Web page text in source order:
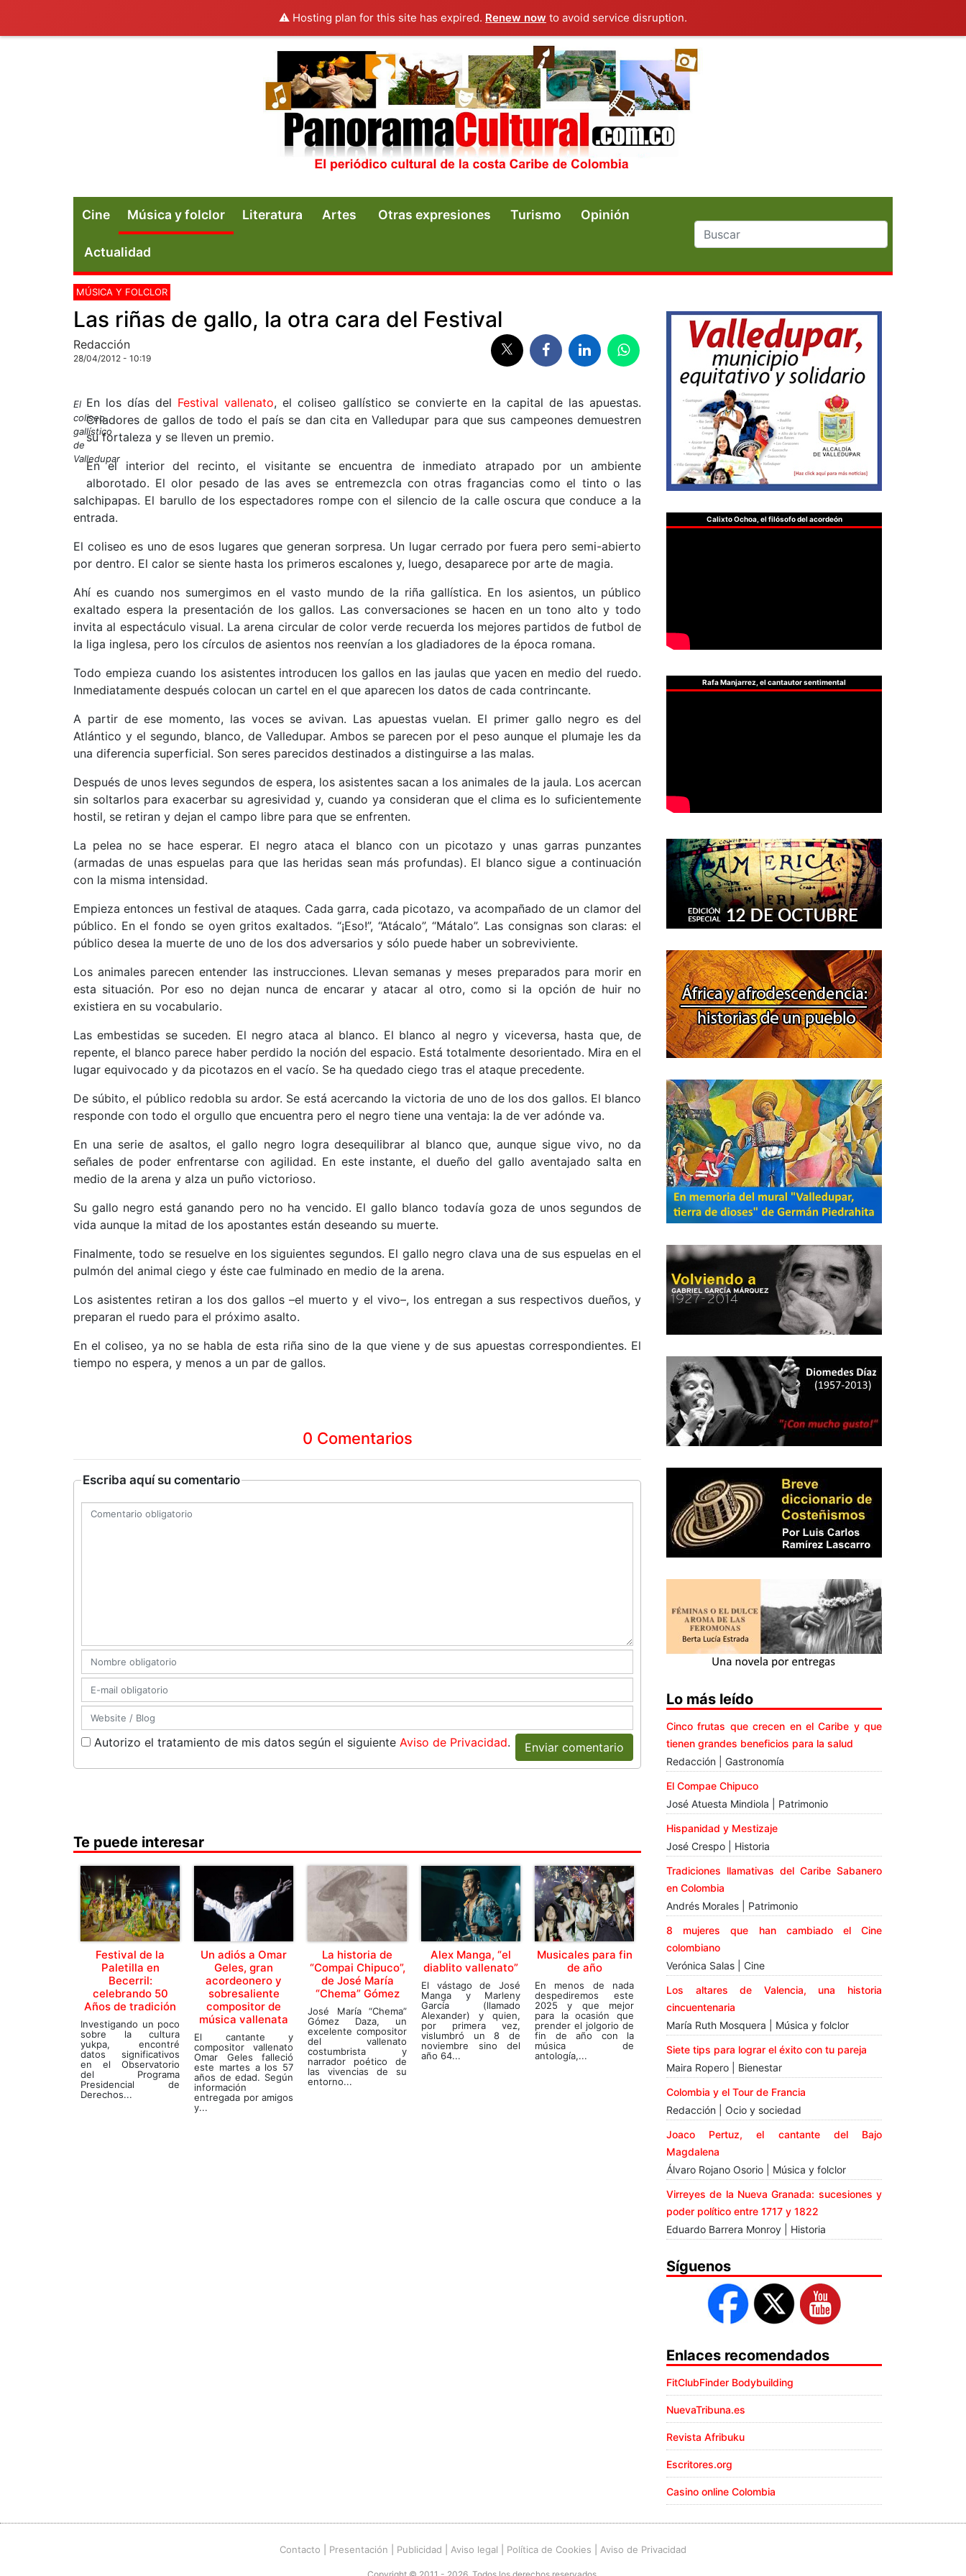
⚠️ Hosting plan for this site has expired. Renew now to avoid service disruption.
Cine Música y folclor Literatura Artes Otras expresiones Turismo Opinión
Actualidad
MÚSICA Y FOLCLOR
Las riñas de gallo, la otra cara del Festival
Redacción
28/04/2012 - 10:19
El
coliseo
gallístico
de
Valledupar
En los días del Festival vallenato, el coliseo gallístico se convierte en la capital de las apuestas.
Criadores de gallos de todo el país se dan cita en Valledupar para que sus campeones demuestren
su fortaleza y se lleven un premio.
En el interior del recinto, el visitante se encuentra de inmediato atrapado por un ambiente
alborotado. El olor pesado de las aves se entremezcla con otras fragancias como el tinto o las
salchipapas. El barullo de los espectadores rompe con el silencio de la calle oscura que conduce a la
entrada.
El coliseo es uno de esos lugares que generan sorpresa. Un lugar cerrado por fuera pero semi-abierto
por dentro. El calor se siente hasta los primeros escalones y, luego, desaparece por arte de magia.
Ahí es cuando nos sumergimos en el vasto mundo de la riña gallística. En los asientos, un público
exaltado espera la presentación de los gallos. Las conversaciones se hacen en un tono alto y todo
invita al espectáculo visual. La arena circular de color verde recuerda los mejores partidos de futbol de
la liga inglesa, pero los círculos de asientos nos reenvían a los gladiadores de la época romana.
Todo empieza cuando los asistentes introducen los gallos en las jaulas que yacen en medio del ruedo.
Inmediatamente después colocan un cartel en el que aparecen los datos de cada contrincante.
A partir de ese momento, las voces se avivan. Las apuestas vuelan. El primer gallo negro es del
Atlántico y el segundo, blanco, de Valledupar. Ambos se parecen por el peso aunque el plumaje les da
una diferencia superficial. Son seres parecidos destinados a distinguirse a las malas.
Después de unos leves segundos de espera, los asistentes sacan a los animales de la jaula. Los acercan
sin soltarlos para exacerbar su agresividad y, cuando ya consideran que el clima es lo suficientemente
hostil, se retiran y dejan el campo libre para que se enfrenten.
La pelea no se hace esperar. El negro ataca el blanco con un picotazo y unas garras punzantes
(armadas de unas espuelas para que las heridas sean más profundas). El blanco sigue a continuación
con la misma intensidad.
Empieza entonces un festival de ataques. Cada garra, cada picotazo, va acompañado de un clamor del
público. En el fondo se oyen gritos exaltados. “¡Eso!”, “Atácalo”, “Mátalo”. Las consignas son claras: el
público desea la muerte de uno de los dos adversarios y sólo puede haber un sobreviviente.
Los animales parecen entender las instrucciones. Llevan semanas y meses preparados para morir en
esta situación. Por eso no dejan nunca de encarar y atacar al otro, como si la opción de huir no
existiera en su vocabulario.
Las embestidas se suceden. El negro ataca al blanco. El blanco al negro y viceversa, hasta que, de
repente, el blanco parece haber perdido la noción del espacio. Está totalmente desorientado. Mira en el
lugar equivocado y da picotazos en el vacío. Se ha quedado ciego tras el ataque precedente.
De súbito, el público redobla su ardor. Se está acercando la victoria de uno de los dos gallos. El blanco
responde con todo el orgullo que encuentra pero el negro tiene una ventaja: la de ver adónde va.
En una serie de asaltos, el gallo negro logra desequilibrar al blanco que, aunque sigue vivo, no da
señales de poder enfrentarse con agilidad. En este instante, el dueño del gallo aventajado salta en
medio de la arena y alza un puño victorioso.
Su gallo negro está ganando pero no ha vencido. El gallo blanco todavía goza de unos segundos de
vida aunque la mitad de los apostantes están deseando su muerte.
Finalmente, todo se resuelve en los siguientes segundos. El gallo negro clava una de sus espuelas en el
pulmón del animal ciego y éste cae fulminado en medio de la arena.
Los asistentes retiran a los dos gallos –el muerto y el vivo–, los entregan a sus respectivos dueños, y
preparan el ruedo para el próximo asalto.
En el coliseo, ya no se habla de esta riña sino de la que viene y de sus apuestas correspondientes. El
tiempo no espera, y menos a un par de gallos.
0 Comentarios
Escriba aquí su comentario
Autorizo el tratamiento de mis datos según el siguiente Aviso de Privacidad. Enviar comentario
Te puede interesar
Festival de la
Paletilla en
Becerril:
celebrando 50
Años de tradición
Investigando un poco
sobre la cultura
yukpa, encontré
datos significativos
en el Observatorio
del Programa
Presidencial de
Derechos...
Un adiós a Omar
Geles, gran
acordeonero y
sobresaliente
compositor de
música vallenata
El cantante y
compositor vallenato
Omar Geles falleció
este martes a los 57
años de edad. Según
información
entregada por amigos
y...
La historia de
“Compai Chipuco”,
de José María
“Chema” Gómez
José María “Chema”
Gómez Daza, un
excelente compositor
del vallenato
costumbrista y
narrador poético de
las vivencias de su
entorno...
Alex Manga, “el
diablito vallenato”
El vástago de José
Manga y Marleny
García (llamado
Alexander) y quien,
por primera vez,
vislumbró un 8 de
noviembre sino del
año 64...
Musicales para fin
de año
En menos de nada
despediremos este
2025 y que mejor
para la ocasión que
prender el jolgorio de
fin de año con la
música de
antología,...
Calixto Ochoa, el filósofo del acordeón
Rafa Manjarrez, el cantautor sentimental
Lo más leído
Cinco frutas que crecen en el Caribe y que
tienen grandes beneficios para la salud
Redacción | Gastronomía
El Compae Chipuco
José Atuesta Mindiola | Patrimonio
Hispanidad y Mestizaje
José Crespo | Historia
Tradiciones llamativas del Caribe Sabanero
en Colombia
Andrés Morales | Patrimonio
8 mujeres que han cambiado el Cine
colombiano
Verónica Salas | Cine
Los altares de Valencia, una historia
cincuentenaria
María Ruth Mosquera | Música y folclor
Siete tips para lograr el éxito con tu pareja
Maira Ropero | Bienestar
Colombia y el Tour de Francia
Redacción | Ocio y sociedad
Joaco Pertuz, el cantante del Bajo
Magdalena
Álvaro Rojano Osorio | Música y folclor
Virreyes de la Nueva Granada: sucesiones y
poder político entre 1717 y 1822
Eduardo Barrera Monroy | Historia
Síguenos
Enlaces recomendados
FitClubFinder Bodybuilding
NuevaTribuna.es
Revista Afribuku
Escritores.org
Casino online Colombia
Contacto Presentación Publicidad Aviso legal Política de Cookies Aviso de Privacidad